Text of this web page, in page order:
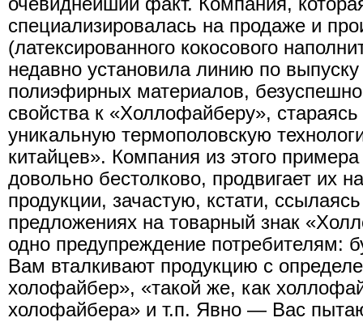
специализировалась на продаже и
(латексированного кокосового
недавно установила линию по
полиэфирных материалов,
свойства к «Холлофайберу», стараясь
уникальную термополовскую
китайцев». Компания из этого
довольно бестолково, продвигает их
продукции, зачастую, кстати,
предложениях на товарный знак
одно предупреждение потребителям:
Вам вталкивают продукцию с
холофайбер», «такой же, как
холофайбера» и т.п. Явно — Вас